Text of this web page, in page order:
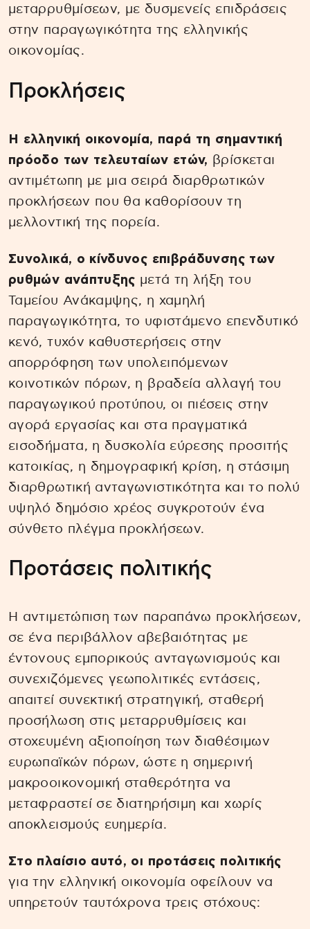
μεταρρυθμίσεων, με δυσμενείς επιδράσεις
στην παραγωγικότητα της ελληνικής
οικονομίας.
Προκλήσεις
Η ελληνική οικονομία, παρά τη σημαντική
πρόοδο των τελευταίων ετών, βρίσκεται
αντιμέτωπη με μια σειρά διαρθρωτικών
προκλήσεων που θα καθορίσουν τη
μελλοντική της πορεία.
Συνολικά, ο κίνδυνος επιβράδυνσης των
ρυθμών ανάπτυξης μετά τη λήξη του
Ταμείου Ανάκαμψης, η χαμηλή
παραγωγικότητα, το υφιστάμενο επενδυτικό
κενό, τυχόν καθυστερήσεις στην
απορρόφηση των υπολειπόμενων
κοινοτικών πόρων, η βραδεία αλλαγή του
παραγωγικού προτύπου, οι πιέσεις στην
αγορά εργασίας και στα πραγματικά
εισοδήματα, η δυσκολία εύρεσης προσιτής
κατοικίας, η δημογραφική κρίση, η στάσιμη
διαρθρωτική ανταγωνιστικότητα και το πολύ
υψηλό δημόσιο χρέος συγκροτούν ένα
σύνθετο πλέγμα προκλήσεων.
Προτάσεις πολιτικής
Η αντιμετώπιση των παραπάνω προκλήσεων,
σε ένα περιβάλλον αβεβαιότητας με
έντονους εμπορικούς ανταγωνισμούς και
συνεχιζόμενες γεωπολιτικές εντάσεις,
απαιτεί συνεκτική στρατηγική, σταθερή
προσήλωση στις μεταρρυθμίσεις και
στοχευμένη αξιοποίηση των διαθέσιμων
ευρωπαϊκών πόρων, ώστε η σημερινή
μακροοικονομική σταθερότητα να
μεταφραστεί σε διατηρήσιμη και χωρίς
αποκλεισμούς ευημερία.
Στο πλαίσιο αυτό, οι προτάσεις πολιτικής
για την ελληνική οικονομία οφείλουν να
υπηρετούν ταυτόχρονα τρεις στόχους: